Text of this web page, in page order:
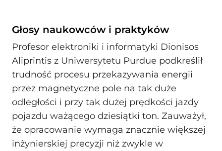
Głosy naukowców i praktyków
Profesor elektroniki i informatyki Dionisos
Aliprintis z Uniwersytetu Purdue podkreślił
trudność procesu przekazywania energii
przez magnetyczne pole na tak duże
odległości i przy tak dużej prędkości jazdy
pojazdu ważącego dziesiątki ton. Zauważył,
że opracowanie wymaga znacznie większej
inżynierskiej precyzji niż zwykle w